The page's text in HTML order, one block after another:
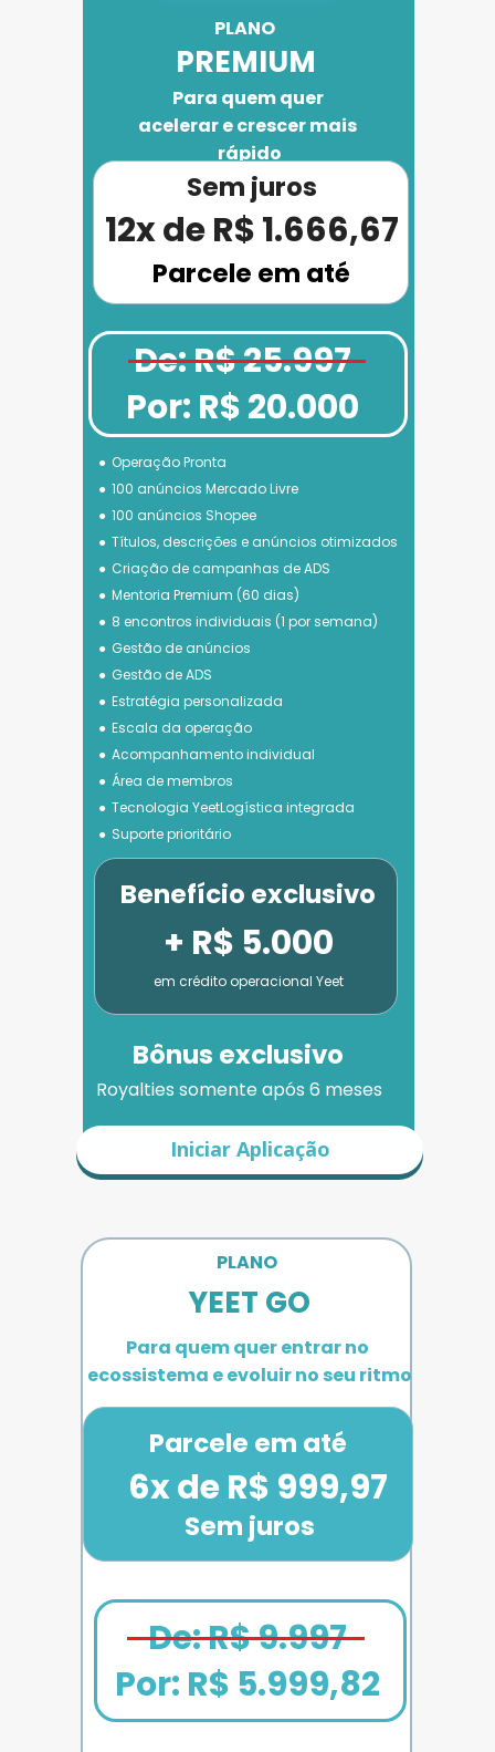
PLANO
PLANO
YEET GO
PREMIUM
Para quem quer entrar no
ecossistema e evoluir no seu ritmo
Parcele em até
Sem juros
Operação Pronta
100 anúncios Mercado Livre
100 anúncios Shopee
Títulos, descrições e anúncios otimizados
Criação de campanhas de ADS
Mentoria Premium (60 dias)
8 encontros individuais (1 por semana)
Gestão de anúncios
Gestão de ADS
Estratégia personalizada
Escala da operação
Acompanhamento individual
Área de membros
Tecnologia YeetLogística integrada
Suporte prioritário
Iniciar Aplicação
Para quem quer
acelerar e crescer mais
rápido
Parcele em até
12x de R$ 1.666,67
Sem juros
De: R$ 25.997
Por: R$ 20.000
Bônus exclusivo
+ R$ 5.000
em crédito operacional Yeet
Benefício exclusivo
Royalties somente após 6 meses
6x de R$ 999,97
De: R$ 9.997
Por: R$ 5.999,82